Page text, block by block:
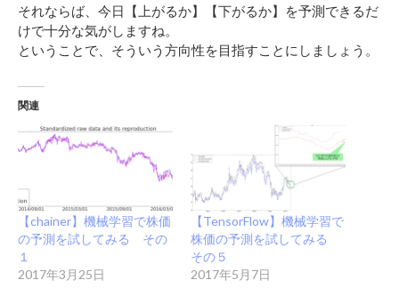
それならば、今日【上がるか】【下がるか】を予測できるだ
けで十分な気がしますね。
ということで、そういう方向性を目指すことにしましょう。
関連
【chainer】機械学習で株価
の予測を試してみる その
１
2017年3月25日
【TensorFlow】機械学習で
株価の予測を試してみる
その５
2017年5月7日